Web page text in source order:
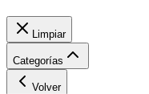
Limpiar
Categorías
Volver